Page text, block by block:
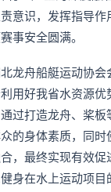
意识，发挥指导作
事安全圆满。
龙舟船艇运动协会
用好我省水资源优
过打造龙舟、桨板
的身体素质，同时
，最终实现有效促
身在水上运动项目